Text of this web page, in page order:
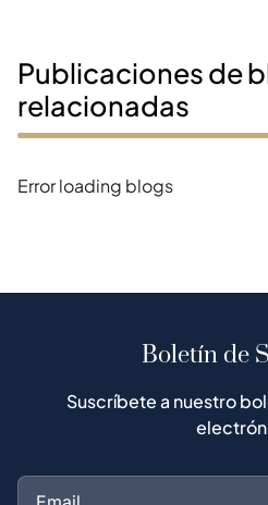
Publicaciones de
relacionadas
Error loading blogs
Boletín de
Suscríbete a nuestro